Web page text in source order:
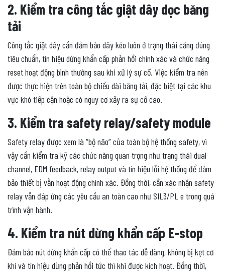
2. Kiểm tra công tắc giật dây dọc băng
tải
Công tắc giật dây cần đảm bảo dây kéo luôn ở trạng thái căng đúng
tiêu chuẩn, tín hiệu dừng khẩn cấp phản hồi chính xác và chức năng
reset hoạt động bình thường sau khi xử lý sự cố. Việc kiểm tra nên
được thực hiện trên toàn bộ chiều dài băng tải, đặc biệt tại các khu
vực khó tiếp cận hoặc có nguy cơ xảy ra sự cố cao.
3. Kiểm tra safety relay/safety module
Safety relay được xem là “bộ não” của toàn bộ hệ thống safety, vì
vậy cần kiểm tra kỹ các chức năng quan trọng như trạng thái dual
channel, EDM feedback, relay output và tín hiệu lỗi hệ thống để đảm
bảo thiết bị vẫn hoạt động chính xác. Đồng thời, cần xác nhận safety
relay vẫn đáp ứng các yêu cầu an toàn cao như SIL3/PL e trong quá
trình vận hành.
4. Kiểm tra nút dừng khẩn cấp E-stop
Đảm bảo nút dừng khẩn cấp có thể thao tác dễ dàng, không bị kẹt cơ
khí và tín hiệu dừng phản hồi tức thì khi được kích hoạt. Đồng thời,